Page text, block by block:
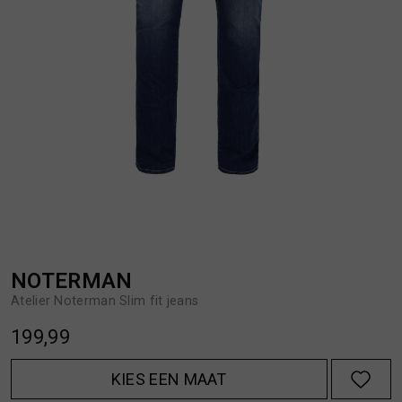
NOTERMAN
Atelier Noterman Slim fit jeans
199,99
KIES EEN MAAT